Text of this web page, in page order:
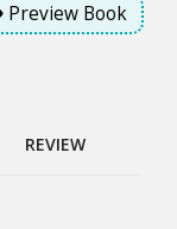
Preview Book
REVIEW